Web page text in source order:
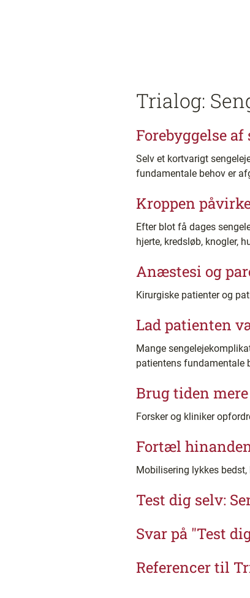
Trialog:
Forebyggelse
Selv et kortvarigt
fundamentale behov er
Kroppen
Efter blot få dages
hjerte, kredsløb, knogler,
Anæstesi og
Kirurgiske patienter og
Lad patienten
Mange
patientens fundamentale
Brug tiden
Forsker og kliniker
Fortæl
Mobilisering lykkes
Test dig selv:
Svar på "Test
Referencer til